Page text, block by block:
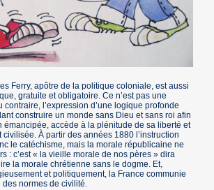
Ferry, apôtre de la politique coloniale, est aussi
gratuite et obligatoire. Ce n’est pas une
contraire, l’expression d’une logique profonde
construire un monde sans Dieu et sans roi afin
émancipée, accède à la plénitude de sa liberté et
À partir des années 1880 l’instruction
le catéchisme, mais la morale républicaine ne
: c’est « la vieille morale de nos pères » dira
la morale chrétienne sans le dogme. Et,
et politiquement, la France communie
des normes de civilité.